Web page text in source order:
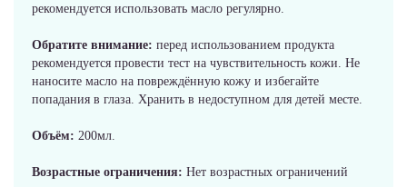
рекомендуется использовать масло регулярно.
Обратите внимание: перед использованием продукта
рекомендуется провести тест на чувствительность кожи. Не
наносите масло на повреждённую кожу и избегайте
попадания в глаза. Хранить в недоступном для детей месте.
Объём: 200мл.
Возрастные ограничения: Нет возрастных ограничений